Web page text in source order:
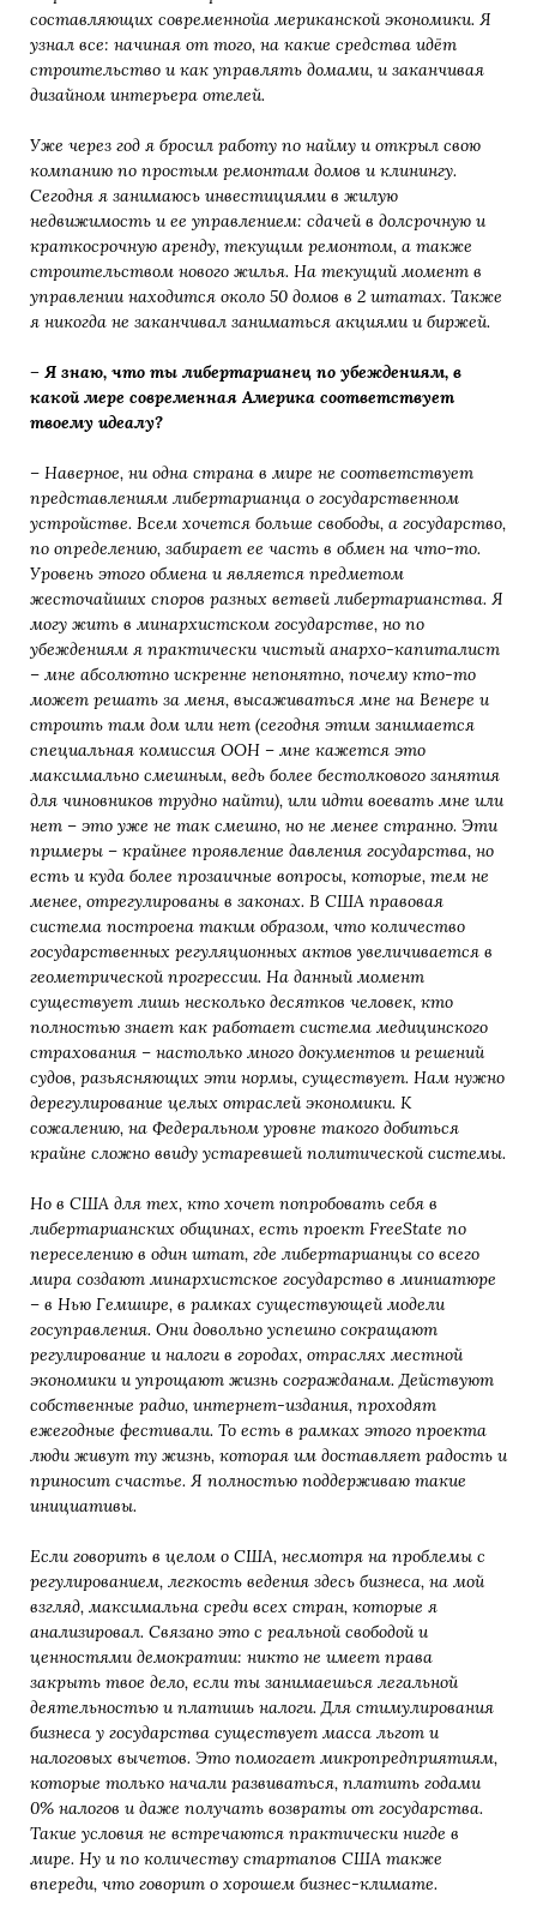
составляющих современнойа мериканской экономики. Я
узнал все: начиная от того, на какие средства идёт
строительство и как управлять домами, и заканчивая
дизайном интерьера отелей.
Уже через год я бросил работу по найму и открыл свою
компанию по простым ремонтам домов и клинингу.
Сегодня я занимаюсь инвестициями в жилую
недвижимость и ее управлением: сдачей в долсрочную и
краткосрочную аренду, текущим ремонтом, а также
строительством нового жилья. На текущий момент в
управлении находится около 50 домов в 2 штатах. Также
я никогда не заканчивал заниматься акциями и биржей.
– Я знаю, что ты либертарианец по убеждениям, в
какой мере современная Америка соответствует
твоему идеалу?
– Наверное, ни одна страна в мире не соответствует
представлениям либертарианца о государственном
устройстве. Всем хочется больше свободы, а государство,
по определению, забирает ее часть в обмен на что-то.
Уровень этого обмена и является предметом
жесточайших споров разных ветвей либертарианства. Я
могу жить в минархистском государстве, но по
убеждениям я практически чистый анархо-капиталист
– мне абсолютно искренне непонятно, почему кто-то
может решать за меня, высаживаться мне на Венере и
строить там дом или нет (сегодня этим занимается
специальная комиссия ООН – мне кажется это
максимально смешным, ведь более бестолкового занятия
для чиновников трудно найти), или идти воевать мне или
нет – это уже не так смешно, но не менее странно. Эти
примеры – крайнее проявление давления государства, но
есть и куда более прозаичные вопросы, которые, тем не
менее, отрегулированы в законах. В США правовая
система построена таким образом, что количество
государственных регуляционных актов увеличивается в
геометрической прогрессии. На данный момент
существует лишь несколько десятков человек, кто
полностью знает как работает система медицинского
страхования – настолько много документов и решений
судов, разьясняющих эти нормы, существует. Нам нужно
дерегулирование целых отраслей экономики. К
сожалению, на Федеральном уровне такого добиться
крайне сложно ввиду устаревшей политической системы.
Но в США для тех, кто хочет попробовать себя в
либертарианских общинах, есть проект FreeState по
переселению в один штат, где либертарианцы со всего
мира создают минархистское государство в миниатюре
– в Нью Гемшире, в рамках существующей модели
госуправления. Они довольно успешно сокращают
регулирование и налоги в городах, отраслях местной
экономики и упрощают жизнь согражданам.Действуют
собственные радио, интернет-издания, проходят
ежегодные фестивали. То есть в рамках этого проекта
люди живут ту жизнь, которая им доставляет радость и
приносит счастье. Я полностью поддерживаю такие
инициативы.
Если говорить в целом о США, несмотря на проблемы с
регулированием, легкость ведения здесь бизнеса, на мой
взгляд, максимальна среди всех стран, которые я
анализировал. Связано это с реальной свободой и
ценностями демократии: никто не имеет права
закрыть твое дело, если ты занимаешься легальной
деятельностью и платишь налоги. Для стимулирования
бизнеса у государства существует масса льгот и
налоговых вычетов. Это помогает микропредприятиям,
которые только начали развиваться, платить годами
0% налогов и даже получать возвраты от государства.
Такие условия не встречаются практически нигде в
мире. Ну и по количеству стартапов США также
впереди, что говорит о хорошем бизнес-климате.